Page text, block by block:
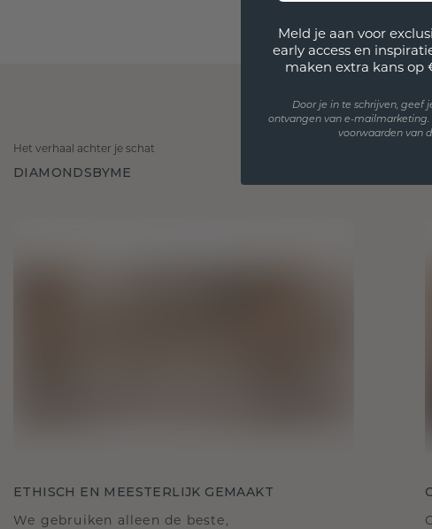
Het verhaal achter je schat
DIAMONDSBYME
ETHISCH EN MEESTERLIJK GEMAAKT
We gebruiken alleen de beste,
Meld je aan voor
early access en
maken extra kans op
Door je in te schrijven, geef
ontvangen van e-mailmarketing.
voorwaarden van